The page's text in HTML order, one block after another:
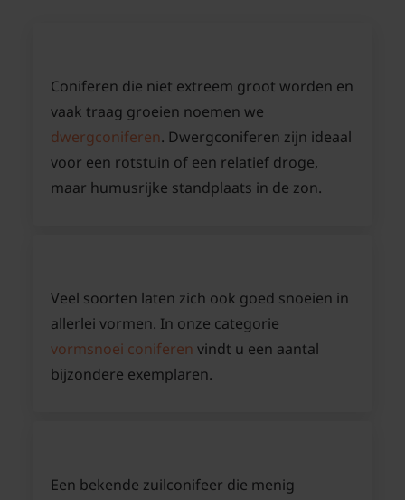
Coniferen die niet extreem groot worden en
vaak traag groeien noemen we
dwergconiferen. Dwergconiferen zijn ideaal
voor een rotstuin of een relatief droge,
maar humusrijke standplaats in de zon.
Veel soorten laten zich ook goed snoeien in
allerlei vormen. In onze categorie
vormsnoei coniferen vindt u een aantal
bijzondere exemplaren.
Een bekende zuilconifeer die menig